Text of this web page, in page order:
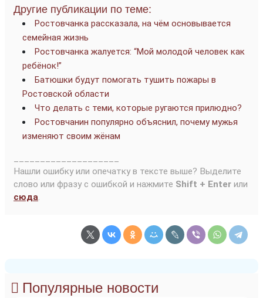
Другие публикации по теме:
Ростовчанка рассказала, на чём основывается
семейная жизнь
Ростовчанка жалуется: “Мой молодой человек как
ребёнок!”
Батюшки будут помогать тушить пожары в
Ростовской области
Что делать с теми, которые ругаются прилюдно?
Ростовчанин популярно объяснил, почему мужья
изменяют своим жёнам
Нашли ошибку или опечатку в тексте выше? Выделите
слово или фразу с ошибкой и нажмите Shift + Enter или
сюда.
Популярные новости